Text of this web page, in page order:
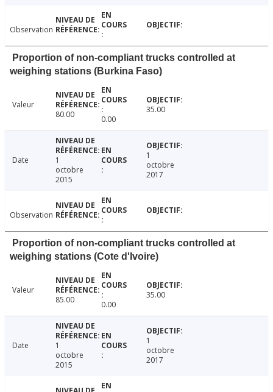
Observation
Proportion of non-compliant trucks controlled at
weighing stations (Burkina Faso)
Valeur
80.00
0.00
35.00
Date
1
octobre
2015
1
octobre
2017
Observation
Proportion of non-compliant trucks controlled at
weighing stations (Cote d'Ivoire)
Valeur
85.00
0.00
35.00
Date
1
octobre
2015
1
octobre
2017